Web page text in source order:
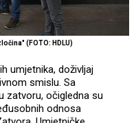
(FOTO: HDLU)
umjetnika, doživljaj
smislu. Sa
zatvoru, očigledna su
odnosa